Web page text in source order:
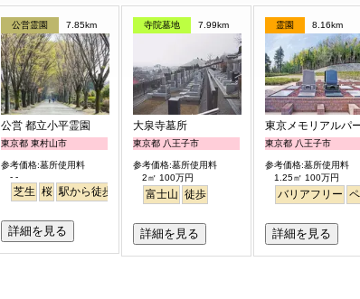
公営霊園 7.85km
公営 都立小平霊園
東京都 東村山市
参考価格:墓所使用料
- -
芝生 桜 駅から徒歩 駅から徒歩 さくら
詳細を見る
寺院墓地 7.99km
大泉寺墓所
東京都 八王子市
参考価格:墓所使用料
2㎡ 100万円
富士山 徒歩
詳細を見る
霊園 8.16km
東京メモリアルパ
東京都 八王子市
参考価格:墓所使用料
1.25㎡ 100万円
バリアフリー ペ
詳細を見る